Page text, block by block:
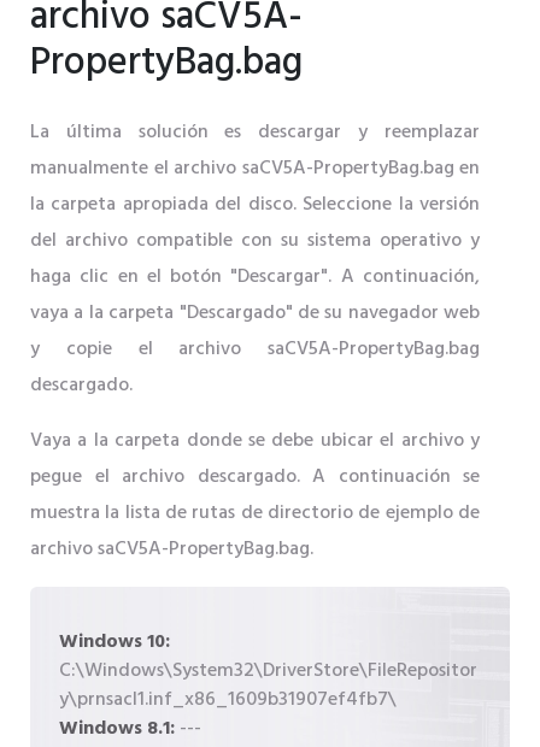
archivo saCV5A-
PropertyBag.bag
La última solución es descargar y reemplazar
manualmente el archivo saCV5A-PropertyBag.bag en
la carpeta apropiada del disco. Seleccione la versión
del archivo compatible con su sistema operativo y
haga clic en el botón "Descargar". A continuación,
vaya a la carpeta "Descargado" de su navegador web
y copie el archivo saCV5A-PropertyBag.bag
descargado.
Vaya a la carpeta donde se debe ubicar el archivo y
pegue el archivo descargado. A continuación se
muestra la lista de rutas de directorio de ejemplo de
archivo saCV5A-PropertyBag.bag.
Windows 10:
C:\Windows\System32\DriverStore\FileRepositor
y\prnsacl1.inf_x86_1609b31907ef4fb7\
Windows 8.1:---